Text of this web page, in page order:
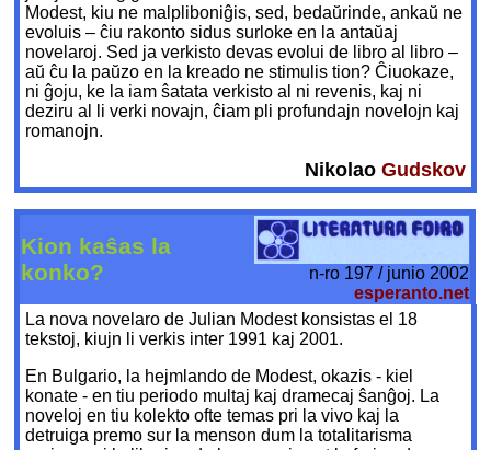
Modest, kiu ne malpliboniĝis, sed, bedaŭrinde, ankaŭ ne
evoluis – ĉiu rakonto sidus surloke en la antaŭaj
novelaroj. Sed ja verkisto devas evolui de libro al libro –
aŭ ĉu la paŭzo en la kreado ne stimulis tion? Ĉiuokaze,
ni ĝoju, ke la iam ŝatata verkisto al ni revenis, kaj ni
deziru al li verki novajn, ĉiam pli profundajn novelojn kaj
romanojn.
Nikolao Gudskov
Kion kaŝas la
konko?
n-ro 197 / junio 2002
esperanto.net
La nova novelaro de Julian Modest konsistas el 18
tekstoj, kiujn li verkis inter 1991 kaj 2001.
En Bulgario, la hejmlando de Modest, okazis - kiel
konate - en tiu periodo multaj kaj dramecaj ŝanĝoj. La
noveloj en tiu kolekto ofte temas pri la vivo kaj la
detruiga premo sur la menson dum la totalitarisma